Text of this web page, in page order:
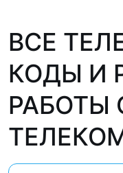
ВСЕ
КОДЫ И
РАБОТЫ